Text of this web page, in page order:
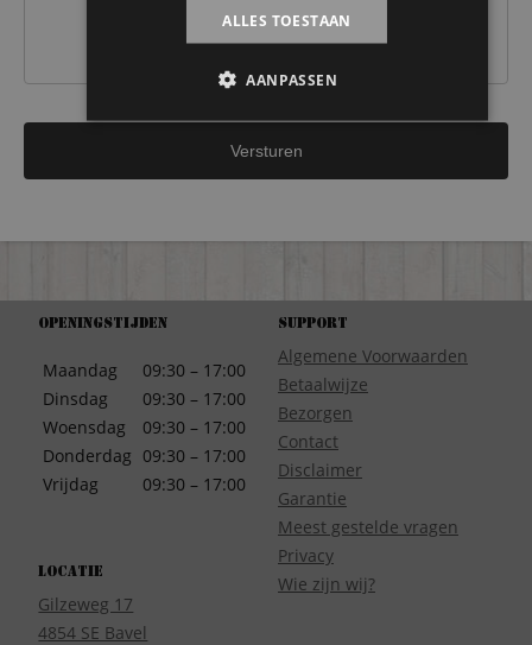
Openingstijden
Maandag
Dinsdag
Woensdag
Donderdag
Vrijdag
09:30 – 17:00
09:30 – 17:00
09:30 – 17:00
09:30 – 17:00
09:30 – 17:00
Locatie
Gilzeweg 17
4854 SE Bavel
Support
Algemene Voorwaarden
Betaalwijze
Bezorgen
Contact
Disclaimer
Garantie
Meest gestelde vragen
Privacy
Wie zijn wij?
ALLES TOESTAAN
AANPASSEN